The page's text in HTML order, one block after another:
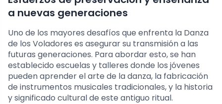
a nuevas generaciones
Uno de los mayores desafíos que enfrenta la Danza
de los Voladores es asegurar su transmisión a las
futuras generaciones. Para abordar esto, se han
establecido escuelas y talleres donde los jóvenes
pueden aprender el arte de la danza, la fabricación
de instrumentos musicales tradicionales, y la historia
y significado cultural de este antiguo ritual.